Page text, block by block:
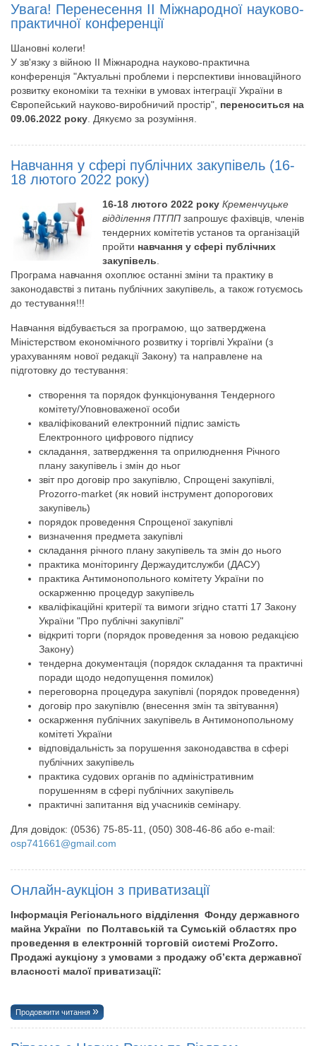
Увага! Перенесення ІІ Міжнародної науково-
практичної конференції
Шановні колеги!
У зв'язку з війною ІІ Міжнародна науково-практична
конференція "Актуальні проблеми і перспективи інноваційного
розвитку економіки та техніки в умовах інтеграції України в
Європейський науково-виробничий простір", переноситься на
09.06.2022 року . Дякуємо за розуміння.
Навчання у сфері публічних закупівель (16-
18 лютого 2022 року)
16-18 лютого 2022 року Кременчуцьке
відділення ПТПП запрошує фахівців, членів
тендерних комітетів установ та організацій
пройти навчання у сфері публічних
закупівель
Програма навчання охоплює останні зміни та практику в
законодавстві з питань публічних закупівель, а також готуємось
до тестування!!!
Навчання відбувається за програмою, що затверджена
Міністерством економічного розвитку і торгівлі України (з
урахуванням нової редакції Закону) та направлене на
підготовку до тестування:
створення та порядок функціонування Тендерного
комітету/Уповноваженої особи
кваліфікований електронний підпис замість
Електронного цифрового підпису
складання, затвердження та оприлюднення Річного
плану закупівель і змін до ньог
звіт про договір про закупівлю, Спрощені закупівлі,
Prozorro-market (як новий інструмент допорогових
закупівель)
порядок проведення Спрощеної закупівлі
визначення предмета закупівлі
складання річного плану закупівель та змін до нього
практика моніторингу Держаудитслужби (ДАСУ)
практика Антимонопольного комітету України по
оскарженню процедур закупівель
кваліфікаційні критерії та вимоги згідно статті 17 Закону
України "Про публічні закупівлі"
відкриті торги (порядок проведення за новою редакцією
Закону)
тендерна документація (порядок складання та практичні
поради щодо недопущення помилок)
переговорна процедура закупівлі (порядок проведення)
договір про закупівлю (внесення змін та звітування)
оскарження публічних закупівель в Антимонопольному
комітеті України
відповідальність за порушення законодавства в сфері
публічних закупівель
практика судових органів по адміністративним
порушенням в сфері публічних закупівель
практичні запитання від учасників семінару.
Для довідок: (0536) 75-85-11, (050) 308-46-86 або e-mail:
osp741661@gmail.com
Онлайн-аукціон з приватизації
Інформація Регіонального відділення Фонду державного
майна України по Полтавській та Сумській областях про
проведення в електронній торговій системі ProZorro.
Продажі аукціону з умовами з продажу об’єкта державної
власності малої приватизації:
Продовжити читання